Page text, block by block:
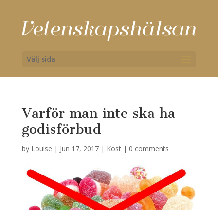
Välj sida
Varför man inte ska ha
godisförbud
by Louise | Jun 17, 2017| Kost| 0 comments